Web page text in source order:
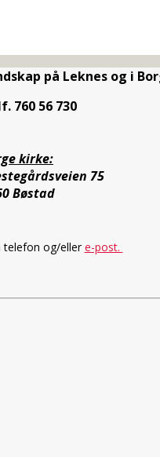
på Leknes og i
760 56 730
kirke:
75
Bøstad
telefon og/ellere-post.